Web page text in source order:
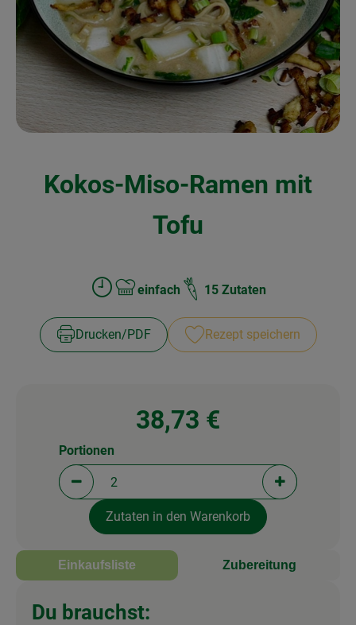
Kochen & Backen
Naturkost
Drogerie
Blog
Veranstaltungen
Kokos-Miso-Ramen mit
Tofu
Zubreitungszeit:
Schwierigkeit:
einfach 15 Zutaten
Drucken​/​PDF Rezept speichern
38,73 €
Portionen verringern (aktuell 2 Portionen
Portionen
Portionen
Zutaten in den Warenkorb
Einkaufsliste Zubereitung
Du brauchst: